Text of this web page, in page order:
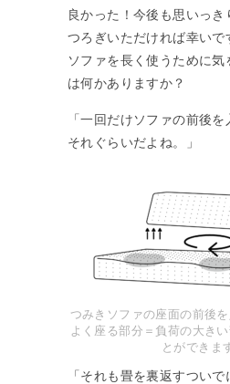
良かった！今後も思いっき
つろぎいただければ幸いで
ソファを長く使うために気
は何かありますか？
「一回だけソファの前後を
それぐらいだよね。」
つみきソファの座面の前後を
よく座る部分＝負荷の大き
とができま
「それも畳を裏返すつい